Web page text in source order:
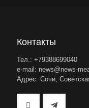
Контакты
Тел.: +79388699040
e-mail: news@news-
Адрес: Сочи,